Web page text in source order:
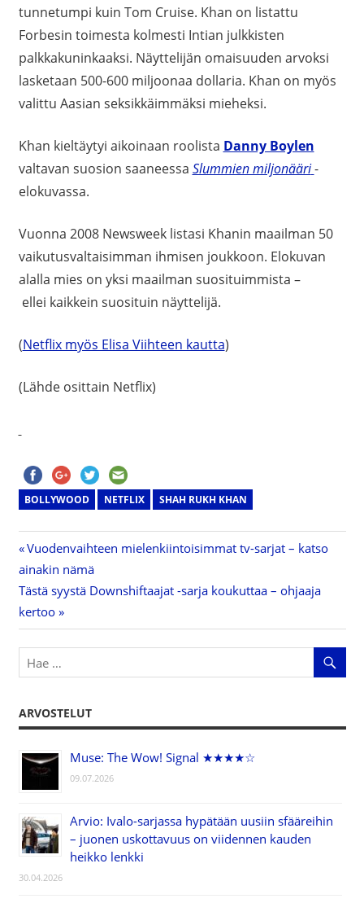
tunnetumpi kuin Tom Cruise. Khan on listattu
Forbesin toimesta kolmesti Intian julkkisten
palkkakuninkaaksi. Näyttelijän omaisuuden arvoksi
lasketaan 500-600 miljoonaa dollaria. Khan on myös
valittu Aasian seksikkäimmäksi mieheksi.
Khan kieltäytyi aikoinaan roolista Danny Boylen
valtavan suosion saaneessa Slummien miljonääri -
elokuvassa.
Vuonna 2008 Newsweek listasi Khanin maailman 50
vaikutusvaltaisimman ihmisen joukkoon. Elokuvan
alalla mies on yksi maailman suosituimmista –
ellei kaikkein suosituin näyttelijä.
(Netflix myös Elisa Viihteen kautta)
(Lähde osittain Netflix)
BOLLYWOOD NETFLIX SHAH RUKH KHAN
Artikkelien
selaus
Previous
Post:
Vuodenvaihteen mielenkiintoisimmat tv-sarjat – katso
ainakin nämä
Next
Post:
Tästä syystä Downshiftaajat -sarja koukuttaa – ohjaaja
kertoo
ARVOSTELUT
Muse: The Wow! Signal ★★★★☆
09.07.2026
Arvio: Ivalo-sarjassa hypätään uusiin sfääreihin
– juonen uskottavuus on viidennen kauden
heikko lenkki
30.04.2026